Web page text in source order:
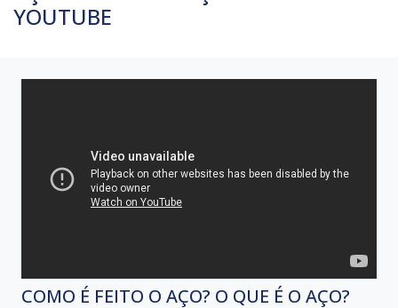
YOUTUBE
COMO É FEITO O AÇO? O QUE É O AÇO?